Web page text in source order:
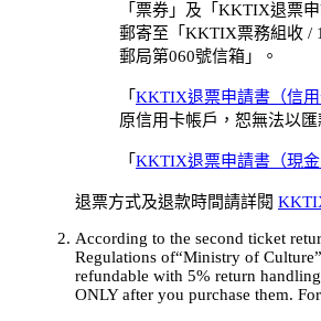
「票券」及「KKTIX退票
郵寄至「KKTIX票務組收 /
郵局第060號信箱」。
「 KKTIX退票申請書（信用
原信用卡帳戶，恕無法以
「 KKTIX退票申請書（現金
退票方式及退款時間請詳閱
According to the second ticket
Regulations of“Ministry of
refundable with 5% return
ONLY after you purchase them.